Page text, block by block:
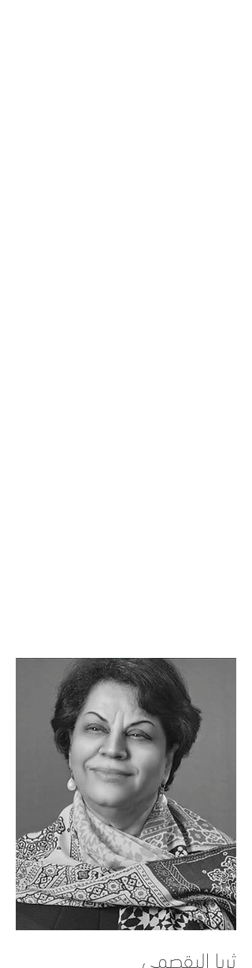
ثريا البقصمي